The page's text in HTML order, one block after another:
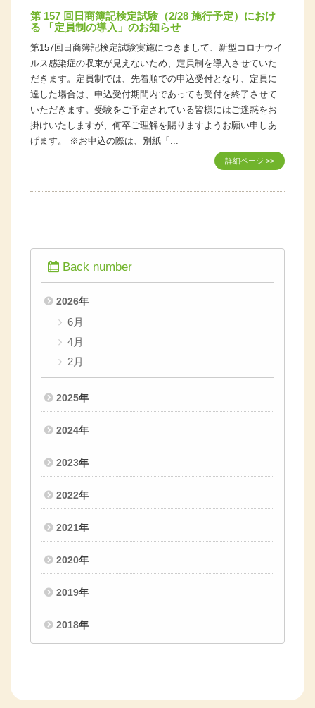
第 157 回日商簿記検定試験（2/28 施行予定）におけ
る 「定員制の導入」のお知らせ
第157回日商簿記検定試験実施につきまして、新型コロナウイ
ルス感染症の収束が見えないため、定員制を導入させていた
だきます。定員制では、先着順での申込受付となり、定員に
達した場合は、申込受付期間内であっても受付を終了させて
いただきます。受験をご予定されている皆様にはご迷惑をお
掛けいたしますが、何卒ご理解を賜りますようお願い申しあ
げます。 ※お申込の際は、別紙「...
詳細ページ >>
Back number
2026年
6月
4月
2月
2025年
2024年
2023年
2022年
2021年
2020年
2019年
2018年